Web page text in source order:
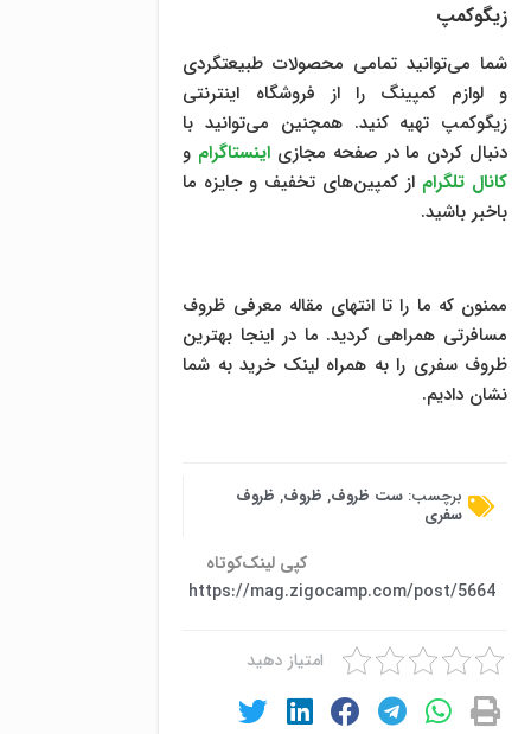
زیگوکمپ
شما می‌توانید تمامی محصولات طبیعتگردی
و لوازم کمپینگ را از فروشگاه اینترنتی
زیگوکمپ تهیه کنید. همچنین می‌توانید با
دنبال کردن ما در صفحه مجازی اینستاگرام و
کانال تلگرام از کمپین‌های تخفیف و جایزه ما
باخبر باشید.
ممنون که ما را تا انتهای مقاله معرفی ظروف
مسافرتی همراهی کردید. ما در اینجا بهترین
ظروف سفری را به همراه لینک خرید به شما
نشان دادیم.
برچسب: ست ظروف, ظروف, ظروف
سفری
کپی لینک‌کوتاه
https://mag.zigocamp.com/post/5664
امتیاز دهید